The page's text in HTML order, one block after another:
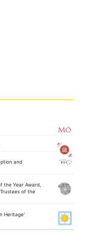
and
the Year Award,
of the
Heritage'